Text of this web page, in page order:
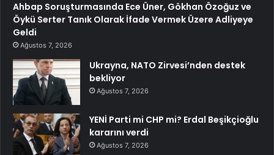
Ahbap Soruşturmasında Ece Üner, Gökhan Özoğuz ve
Öykü Serter Tanık Olarak İfade Vermek Üzere Adliyeye
Geldi
Ağustos 7, 2026
Ukrayna, NATO Zirvesi’nden destek
bekliyor
Ağustos 7, 2026
YENİ Parti mi CHP mi? Erdal Beşikçioğlu
kararını verdi
Ağustos 7, 2026